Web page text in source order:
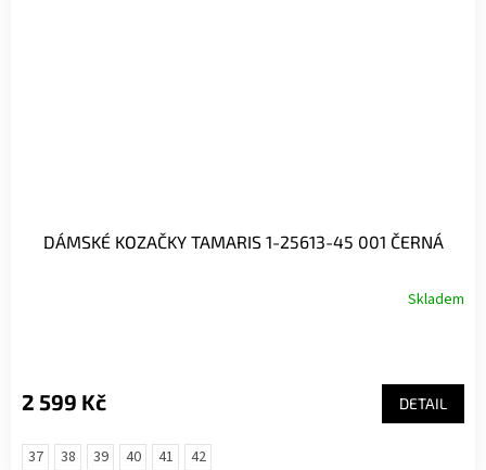
DÁMSKÉ KOZAČKY TAMARIS 1-25613-45 001 ČERNÁ
Skladem
2 599 Kč DETAIL
37 38 39 40 41 42